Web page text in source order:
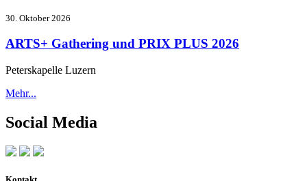
30. Oktober 2026
ARTS+ Gathering und PRIX PLUS 2026
Peterskapelle Luzern
Mehr...
Social Media